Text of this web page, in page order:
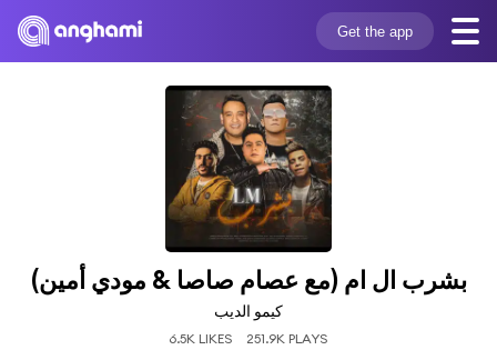
Get the app
بشرب ال ام (مع عصام صاصا & مودي أمين)
كيمو الديب
6.5K LIKES 251.9K PLAYS